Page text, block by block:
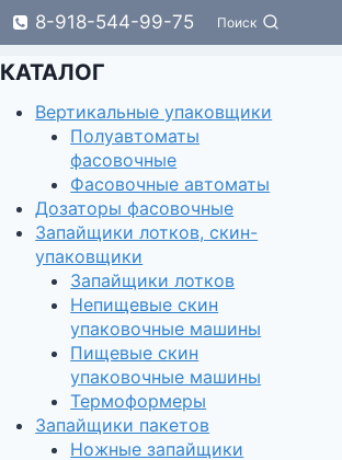
8-918-544-99-75 Поиск
КАТАЛОГ
Вертикальные упаковщики
Полуавтоматы
фасовочные
Фасовочные автоматы
Дозаторы фасовочные
Запайщики лотков, скин-
упаковщики
Запайщики лотков
Непищевые скин
упаковочные машины
Пищевые скин
упаковочные машины
Термоформеры
Запайщики пакетов
Ножные запайщики